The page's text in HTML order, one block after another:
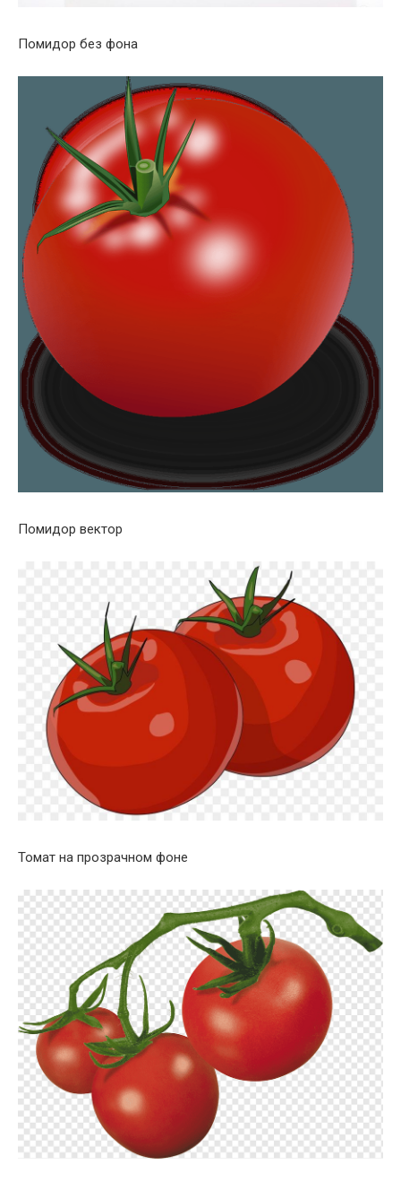
Помидор без фона
Помидор вектор
Томат на прозрачном фоне